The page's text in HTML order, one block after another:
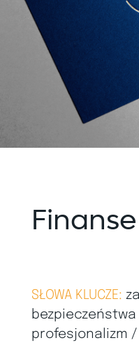
SŁOWA KLUCZE:
profesjonalizm